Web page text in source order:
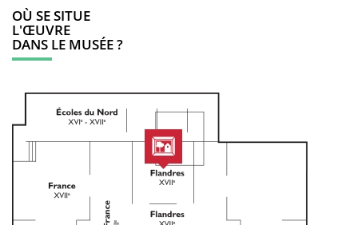
OÙ SE SITUE
L'ŒUVRE
DANS LE MUSÉE ?